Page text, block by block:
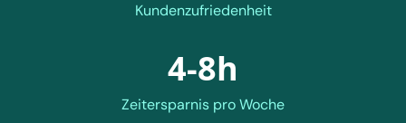
Kundenzufriedenheit
4-8h
Zeitersparnis pro Woche